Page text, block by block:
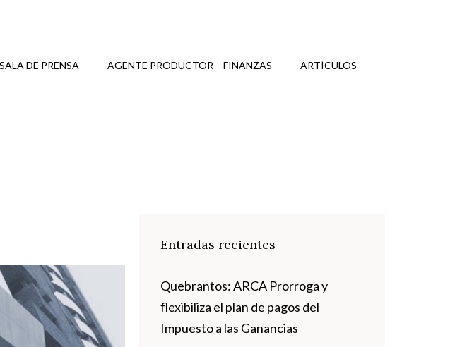
SALA DE PRENSA AGENTE PRODUCTOR – FINANZAS ARTÍCULOS
Entradas recientes
Quebrantos: ARCA Prorroga y
flexibiliza el plan de pagos del
Impuesto a las Ganancias